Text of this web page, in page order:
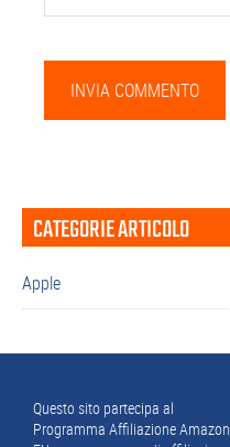
Barra
laterale
primaria
CATEGORIE ARTICOLO
Apple
Footer
Questo sito partecipa al
Programma Affiliazione Amazon